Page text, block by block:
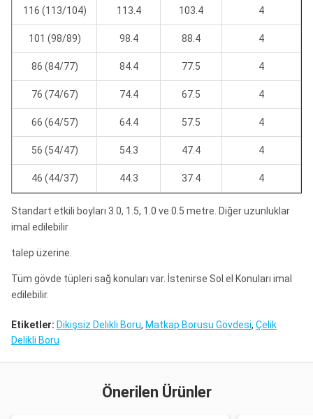
116 (113/104) 113.4 103.4 4
101 (98/89) 98.4 88.4 4
86 (84/77) 84.4 77.5 4
76 (74/67) 74.4 67.5 4
66 (64/57) 64.4 57.5 4
56 (54/47) 54.3 47.4 4
46 (44/37) 44.3 37.4 4
Standart etkili boyları 3.0, 1.5, 1.0 ve 0.5 metre. Diğer uzunluklar
imal edilebilir
talep üzerine.
Tüm gövde tüpleri sağ konuları var. İstenirse Sol el Konuları imal
edilebilir.
Etiketler: Dikişsiz Delikli Boru, Matkap Borusu Gövdesi, Çelik
Delikli Boru
Önerilen Ürünler